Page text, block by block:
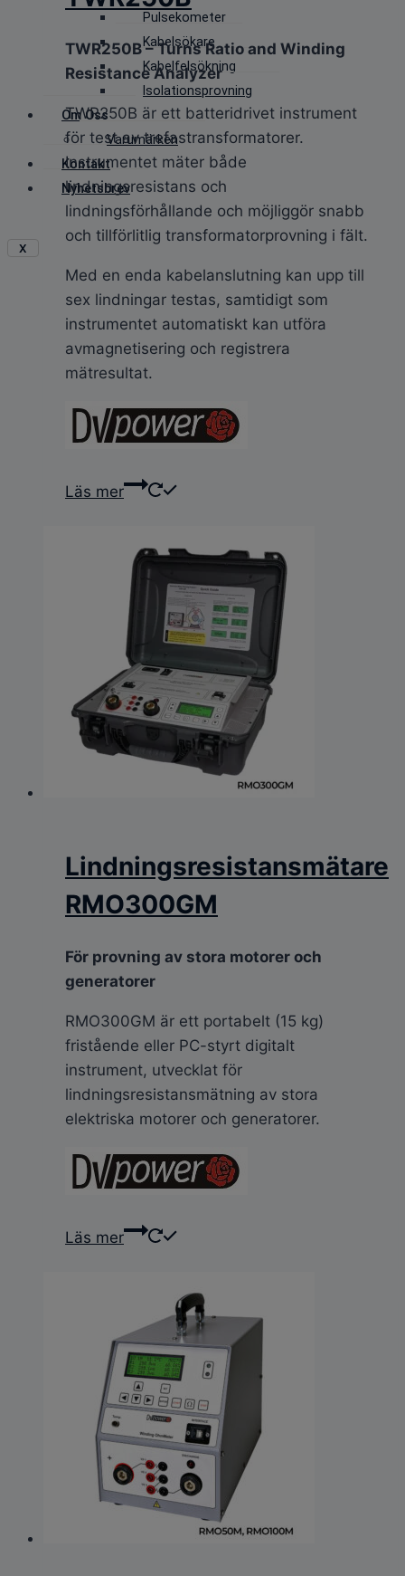
Pulsekometer
Kabelsökare
Kabelfelsökning
Isolationsprovning
Om Oss
Varumärken
Kontakt
Nyhetsbrev
X
TWR250B – Turns Ratio and Winding
Resistance Analyzer
TWR250B är ett batteridrivet instrument
för test av trefastransformatorer.
Instrumentet mäter både
lindningsresistans och
lindningsförhållande och möjliggör snabb
och tillförlitlig transformatorprovning i fält.
Med en enda kabelanslutning kan upp till
sex lindningar testas, samtidigt som
instrumentet automatiskt kan utföra
avmagnetisering och registrera
mätresultat.
Läs mer
Lindningsresistansmätare
RMO300GM
För provning av stora motorer och
generatorer
RMO300GM är ett portabelt (15 kg)
fristående eller PC-styrt digitalt
instrument, utvecklat för
lindningsresistansmätning av stora
elektriska motorer och generatorer.
Läs mer